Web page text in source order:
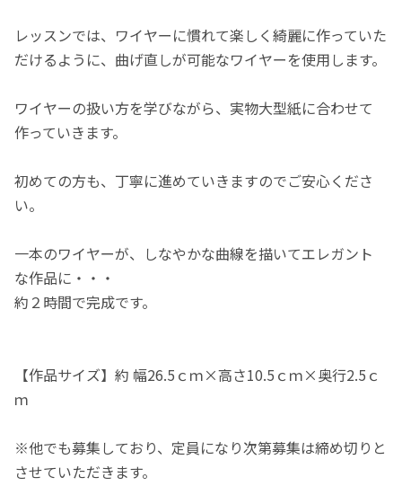
レッスンでは、ワイヤーに慣れて楽しく綺麗に作っていた
だけるように、曲げ直しが可能なワイヤーを使用します。
ワイヤーの扱い方を学びながら、実物大型紙に合わせて
作っていきます。
初めての方も、丁寧に進めていきますのでご安心くださ
い。
一本のワイヤーが、しなやかな曲線を描いてエレガント
な作品に・・・
約２時間で完成です。
【作品サイズ】約 幅26.5ｃｍ×高さ10.5ｃｍ×奥行2.5ｃ
ｍ
※他でも募集しており、定員になり次第募集は締め切りと
させていただきます。